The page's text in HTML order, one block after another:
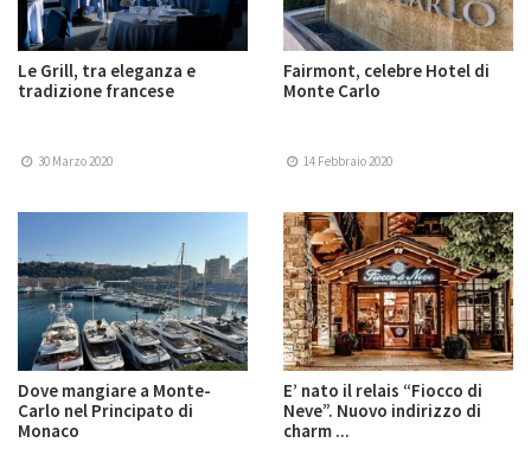
Le Grill, tra eleganza e
tradizione francese
30 Marzo 2020
Fairmont, celebre Hotel di
Monte Carlo
14 Febbraio 2020
Dove mangiare a Monte-
Carlo nel Principato di
Monaco
E’ nato il relais “Fiocco di
Neve”. Nuovo indirizzo di
charm ...